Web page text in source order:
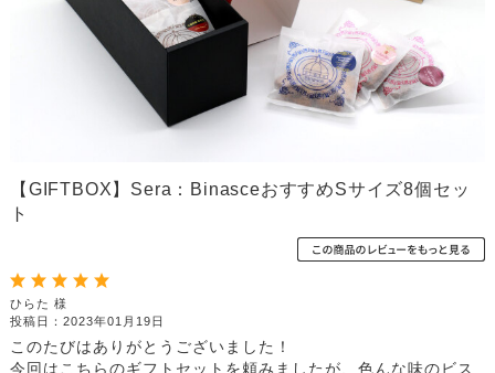
【GIFTBOX】Sera：BinasceおすすめSサイズ8個セッ
ト
ひらた 様
投稿日：2023年01月19日
このたびはありがとうございました！
今回はこちらのギフトセットを頼みましたが、色んな味のビス